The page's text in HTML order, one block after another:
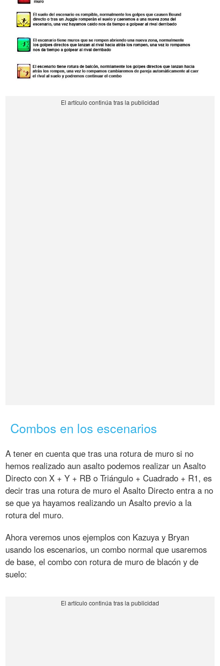
Combos en los escenarios
A tener en cuenta que tras una rotura de muro si no
hemos realizado aun asalto podemos realizar un Asalto
Directo con X + Y + RB o Triángulo + Cuadrado + R1, es
decir tras una rotura de muro el Asalto Directo entra a no
se que ya hayamos realizando un Asalto previo a la
rotura del muro.
Ahora veremos unos ejemplos con Kazuya y Bryan
usando los escenarios, un combo normal que usaremos
de base, el combo con rotura de muro de blacón y de
suelo: